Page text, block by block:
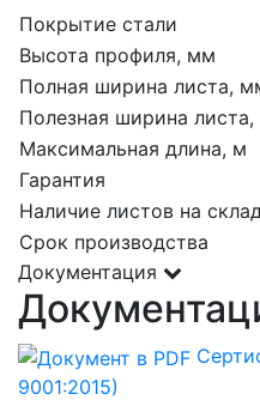
Покрытие стали
Высота профиля, мм
Полная ширина листа,
Полезная ширина
Максимальная длина, м
Гарантия
Наличие листов на
Срок производства
Документация
9001:2015)